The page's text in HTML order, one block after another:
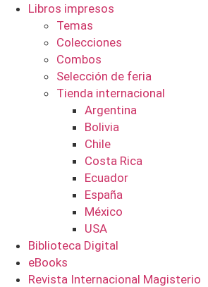
Libros impresos
Temas
Colecciones
Combos
Selección de feria
Tienda internacional
Argentina
Bolivia
Chile
Costa Rica
Ecuador
España
México
USA
Biblioteca Digital
eBooks
Revista Internacional Magisterio